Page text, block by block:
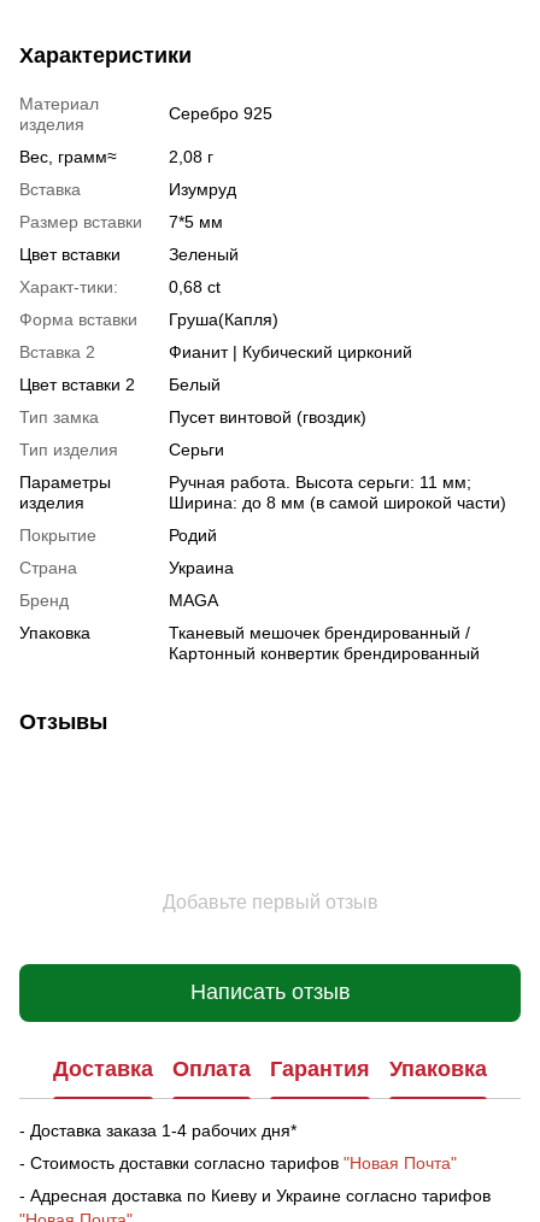
Характеристики
Материал
изделия
Серебро 925
Вес, грамм≈
2,08 г
Вставка
Изумруд
Размер вставки
7*5 мм
Цвет вставки
Зеленый
Характ-тики:
0,68 ct
Форма вставки
Груша(Капля)
Вставка 2
Фианит | Кубический цирконий
Цвет вставки 2
Белый
Тип замка
Пусет винтовой (гвоздик)
Тип изделия
Серьги
Параметры
изделия
Ручная работа. Высота серьги: 11 мм;
Ширина: до 8 мм (в самой широкой части)
Покрытие
Родий
Страна
Украина
Бренд
MAGA
Упаковка
Тканевый мешочек брендированный /
Картонный конвертик брендированный
Отзывы
Добавьте первый отзыв
Написать отзыв
Доставка Оплата Гарантия Упаковка
- Доставка заказа 1-4 рабочих дня*
- Стоимость доставки согласно тарифов "Новая Почта"
- Адресная доставка по Киеву и Украине согласно тарифов